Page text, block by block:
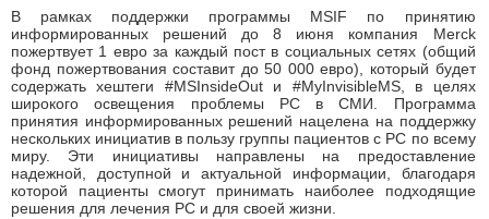
В рамках поддержки программы MSIF по принятию
информированных решений до 8 июня компания Merck
пожертвует 1 евро за каждый пост в социальных сетях (общий
фонд пожертвования составит до 50 000 евро), который будет
содержать хештеги #MSInsideOut и #MyInvisibleMS, в целях
широкого освещения проблемы РС в СМИ. Программа
принятия информированных решений нацелена на поддержку
нескольких инициатив в пользу группы пациентов с РС по всему
миру. Эти инициативы направлены на предоставление
надежной, доступной и актуальной информации, благодаря
которой пациенты смогут принимать наиболее подходящие
решения для лечения РС и для своей жизни.